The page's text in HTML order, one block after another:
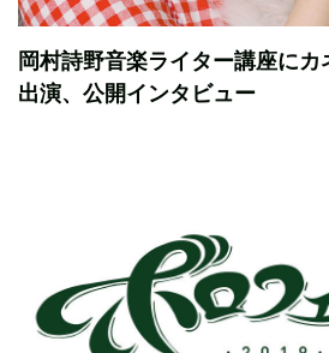
岡村詩野音楽ライター講座にカ
出演、公開インタビュー